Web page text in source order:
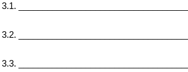
3.1.
3.2.
3.3.